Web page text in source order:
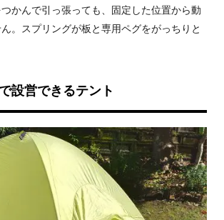
かんで引っ張っても、固定した位置から動
。スプリングが板と専用ペグをがっちりと
設営できるテント